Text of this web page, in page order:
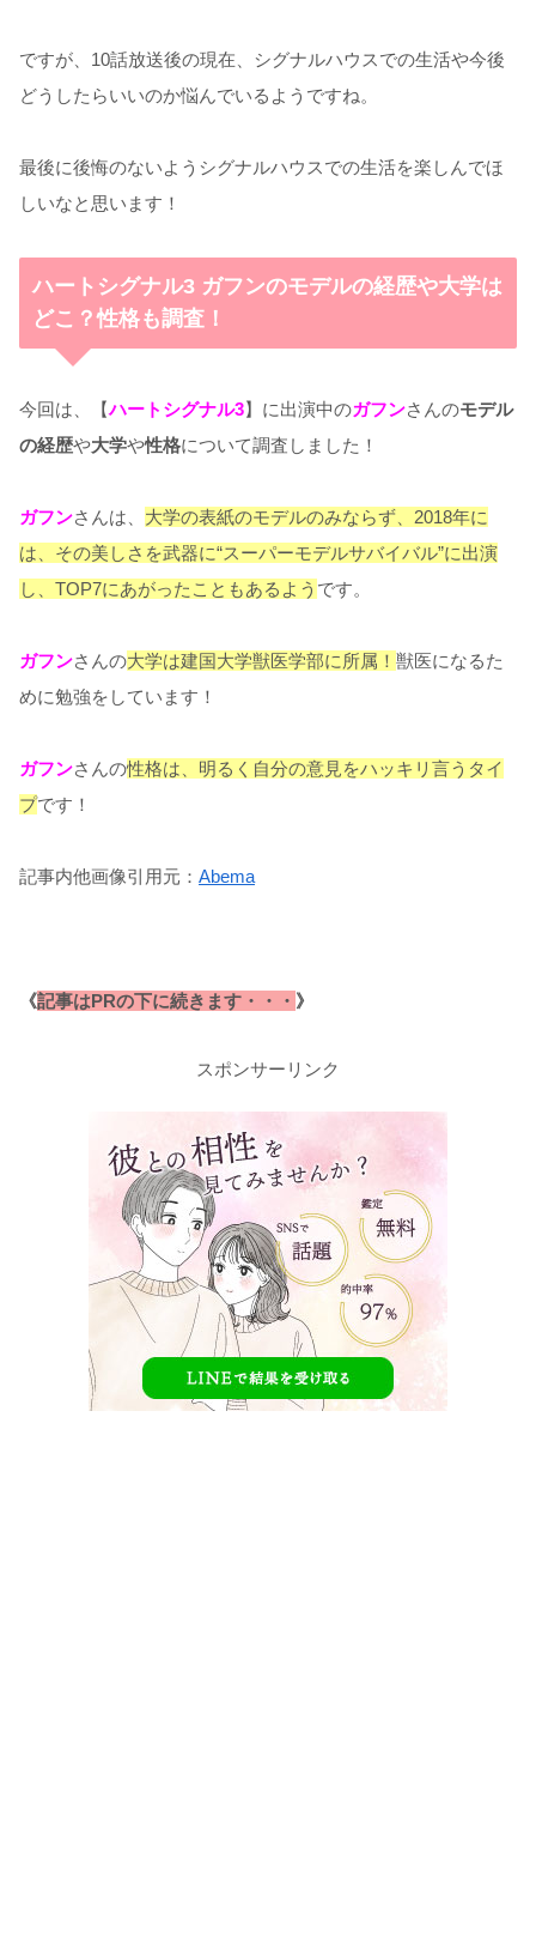
ですが、10話放送後の現在、シグナルハウスでの生活や今後
どうしたらいいのか悩んでいるようですね。
最後に後悔のないようシグナルハウスでの生活を楽しんでほ
しいなと思います！
ハートシグナル3 ガフンのモデルの経歴や大学は
どこ？性格も調査！
今回は、【ハートシグナル3】に出演中のガフンさんのモデル
の経歴や大学や性格について調査しました！
ガフンさんは、 大学の表紙のモデルのみならず、2018年に
は、その美しさを武器に“スーパーモデルサバイバル”に出演
し、TOP7にあがったこともあるよう です。
ガフンさんの大学は建国大学獣医学部に所属！ 獣医になるた
めに勉強をしています！
ガフンさんの性格は、明るく自分の意見をハッキリ言うタイ
プです！
記事内他画像引用元： Abema
《記事はPRの下に続きます・・・ 》
スポンサーリンク